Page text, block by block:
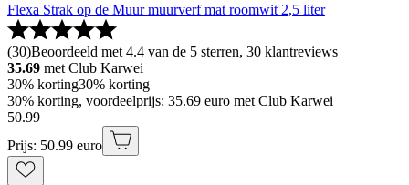
Flexa Strak op de Muur muurverf mat roomwit 2,5 liter
(30)Beoordeeld met 4.4 van de 5 sterren, 30 klantreviews
35.69 met Club Karwei
30% korting30% korting
30% korting, voordeelprijs: 35.69 euro met Club Karwei
50.99
Prijs: 50.99 euro